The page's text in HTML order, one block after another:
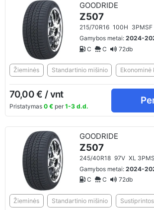
GOODRIDE
Z507
215/70R16 100H 3PMSF
Gamybos metai:2024-
C
C 72db
Žieminės Standartinio mišinio Ekonominė
70,00 € / vnt
Pristatymas 0 €per 1-3 d.d.
GOODRIDE
Z507
245/40R18 97V XL
Gamybos metai:2024-
C
C 72db
Žieminės Standartinio mišinio